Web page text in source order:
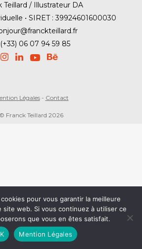
Teillard / Illustrateur DA
• SIRET : 39924601600030
06 07 94 59 85
Légales- Contact
© Franck Teillard 2026
pour vous garantir la meilleure
site web. Si vous continuez à utiliser ce
que vous en êtes satisfait.
Mention Légales